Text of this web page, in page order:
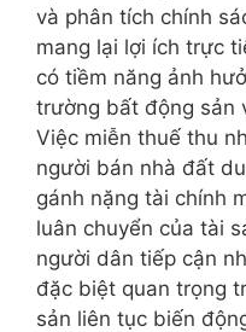
và phân tích chính
mang lại lợi ích trực
có tiềm năng ảnh
trường bất động sản
Việc miễn thuế thu
người bán nhà đất
gánh nặng tài chính
luân chuyển của tài
người dân tiếp cận
đặc biệt quan trọng
sản liên tục biến